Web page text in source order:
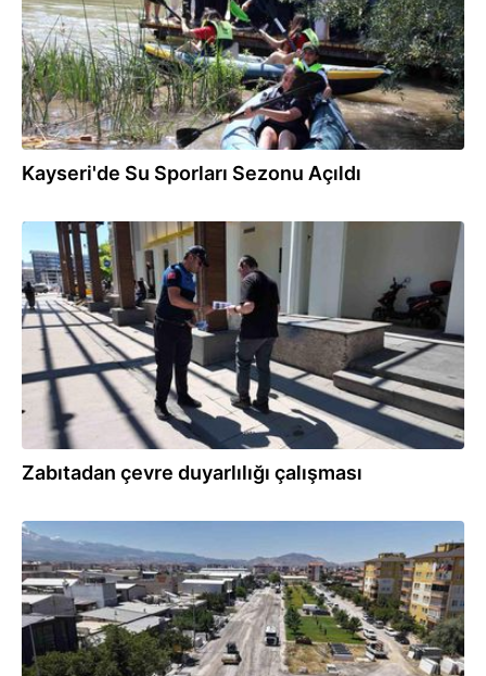
Kayseri'de Su Sporları Sezonu Açıldı
21.07.2026
Zabıtadan çevre duyarlılığı çalışması
17.07.2026